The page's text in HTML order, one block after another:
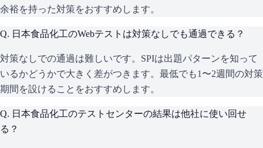
余裕を持った対策をおすすめします。
Q. 日本食品化工のWebテストは対策なしでも通過できる？
対策なしでの通過は難しいです。SPIは出題パターンを知って
いるかどうかで大きく差がつきます。最低でも1〜2週間の対策
期間を設けることをおすすめします。
Q. 日本食品化工のテストセンターの結果は他社に使い回せ
る？